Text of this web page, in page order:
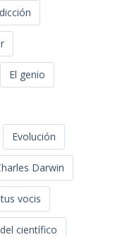
El genio
Evolución
Darwin
vocis
científico